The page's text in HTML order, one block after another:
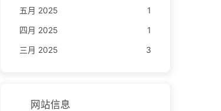
五月 2025
1
四月 2025
1
三月 2025
3
网站信息